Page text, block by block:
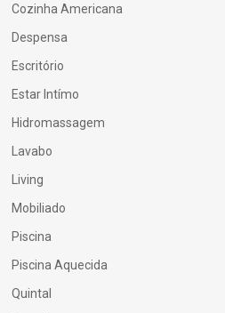
Cozinha Americana
Despensa
Escritório
Estar Intímo
Hidromassagem
Lavabo
Living
Mobiliado
Piscina
Piscina Aquecida
Quintal